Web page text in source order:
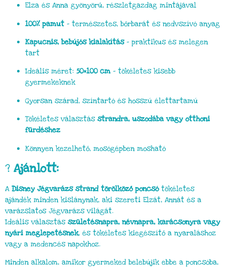
Elza és Anna gyönyörű, részletgazdag mintájával
100% pamut – természetes, bőrbarát és nedvszívó anyag
Kapucnis, bebújós kialakítás– praktikus és melegen
tart
Ideális méret: 50×100 cm – tökéletes kisebb
gyermekeknek
Gyorsan szárad, színtartó és hosszú élettartamú
Tökéletes választás strandra, uszodába vagy otthoni
fürdéshez
Könnyen kezelhető, mosógépben mosható
? Ajánlott:
A Disney Jégvarázs strand törölköző poncsótökéletes
ajándék minden kislánynak, aki szereti Elzát, Annát és a
varázslatos Jégvarázs világát.
Ideális választás születésnapra, névnapra, karácsonyra vagy
nyári meglepetésnek, és tökéletes kiegészítő a nyaraláshoz
vagy a medencés napokhoz.
Minden alkalom, amikor gyermeked belebújik ebbe a poncsóba,